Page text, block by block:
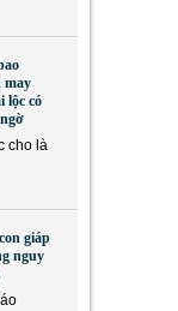
may
lộc có
cho là
giáp
nguy